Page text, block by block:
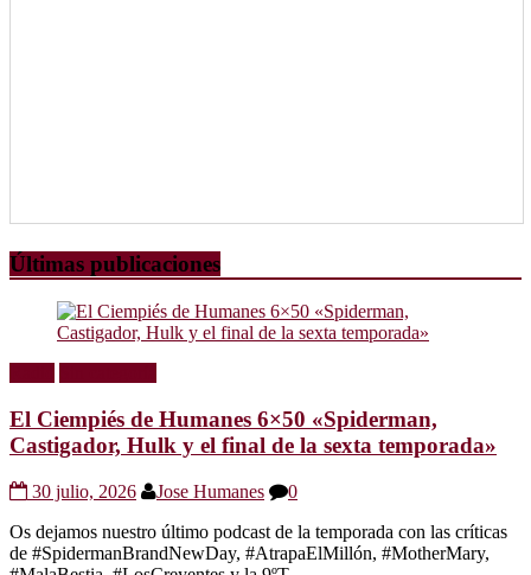
Últimas publicaciones
El Ciempiés de Humanes 6×50 «Spiderman,
Castigador, Hulk y el final de la sexta temporada»
30 julio, 2026 Jose Humanes
0
Os dejamos nuestro último podcast de la temporada con las críticas
de #SpidermanBrandNewDay, #AtrapaElMillón, #MotherMary,